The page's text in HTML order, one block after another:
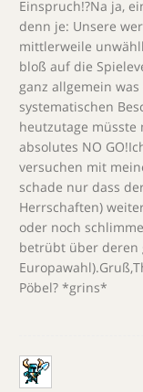
Einspruch!?Na ja,
denn je: Unsere
mittlerweile
bloß auf die
ganz allgemein
systematischen
heutzutage müsste
absolutes NO
versuchen mit
schade nur dass
Herrschaften)
oder noch
betrübt über deren
Pöbel? *grins*